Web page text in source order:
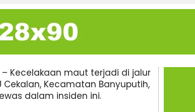
– Kecelakaan maut terjadi di jalur
Cekalan, Kecamatan Banyuputih,
dalam insiden ini.